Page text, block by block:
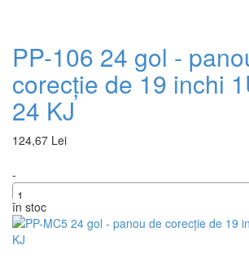
PP-106 24 gol -
corecție de 19 inchi
24 KJ
124,67 Lei
-
+
în stoc